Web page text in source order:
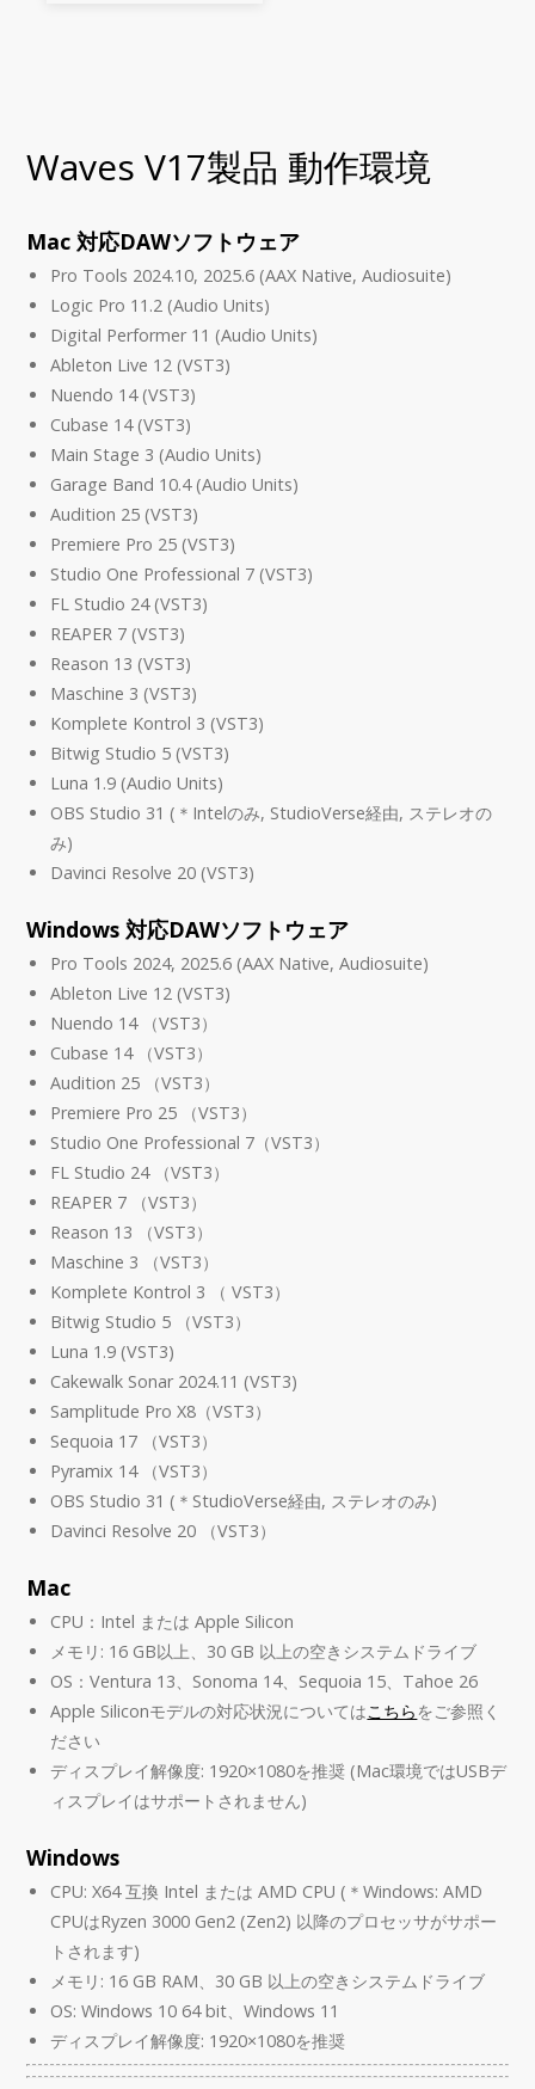
Waves V17製品 動作環境
Mac 対応DAWソフトウェア
Pro Tools 2024.10, 2025.6 (AAX Native, Audiosuite)
Logic Pro 11.2 (Audio Units)
Digital Performer 11 (Audio Units)
Ableton Live 12 (VST3)
Nuendo 14 (VST3)
Cubase 14 (VST3)
Main Stage 3 (Audio Units)
Garage Band 10.4 (Audio Units)
Audition 25 (VST3)
Premiere Pro 25 (VST3)
Studio One Professional 7 (VST3)
FL Studio 24 (VST3)
REAPER 7 (VST3)
Reason 13 (VST3)
Maschine 3 (VST3)
Komplete Kontrol 3 (VST3)
Bitwig Studio 5 (VST3)
Luna 1.9 (Audio Units)
OBS Studio 31 (＊Intelのみ, StudioVerse経由, ステレオの
み)
Davinci Resolve 20 (VST3)
Windows 対応DAWソフトウェア
Pro Tools 2024, 2025.6 (AAX Native, Audiosuite)
Ableton Live 12 (VST3)
Nuendo 14 （VST3）
Cubase 14 （VST3）
Audition 25 （VST3）
Premiere Pro 25 （VST3）
Studio One Professional 7（VST3）
FL Studio 24 （VST3）
REAPER 7 （VST3）
Reason 13 （VST3）
Maschine 3 （VST3）
Komplete Kontrol 3 （ VST3）
Bitwig Studio 5 （VST3）
Luna 1.9 (VST3)
Cakewalk Sonar 2024.11 (VST3)
Samplitude Pro X8（VST3）
Sequoia 17 （VST3）
Pyramix 14 （VST3）
OBS Studio 31 (＊StudioVerse経由, ステレオのみ)
Davinci Resolve 20 （VST3）
Mac
CPU：Intel または Apple Silicon
メモリ: 16 GB以上、30 GB 以上の空きシステムドライブ
OS：Ventura 13、Sonoma 14、Sequoia 15、Tahoe 26
Apple Siliconモデルの対応状況についてはこちらをご参照く
ださい
ディスプレイ解像度: 1920×1080を推奨 (Mac環境ではUSBデ
ィスプレイはサポートされません)
Windows
CPU: X64 互換 Intel または AMD CPU (＊Windows: AMD
CPUはRyzen 3000 Gen2 (Zen2) 以降のプロセッサがサポー
トされます)
メモリ: 16 GB RAM、30 GB 以上の空きシステムドライブ
OS: Windows 10 64 bit、Windows 11
ディスプレイ解像度: 1920×1080を推奨